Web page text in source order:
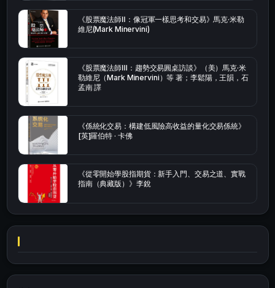
《股票魔法師Ⅱ：像冠軍一樣思考和交易》馬克·米勒
維尼(Mark Minervini)
《股票魔法師Ⅲ：趨勢交易圓桌訪談》（美）馬克·米
勒維尼（Mark Minervini）等 著；李鬆陽，王韻，石
孟南 譯
《係統化交易：構建低風險高收益的量化交易係統》
[英]羅伯特 · 卡佛
《從零開始學股指期貨：新手入門、交易之道、實戰
指南（典藏版）》李銳